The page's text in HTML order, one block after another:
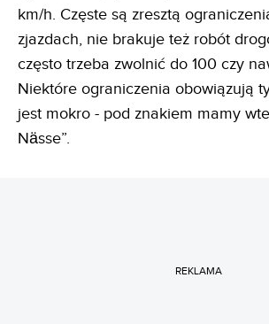
km/h. Częste są zresztą
zjazdach, nie brakuje też robót
często trzeba zwolnić do 100 czy
Niektóre ograniczenia obowiązują
jest mokro - pod znakiem mamy
Nässe”.
REKLAMA